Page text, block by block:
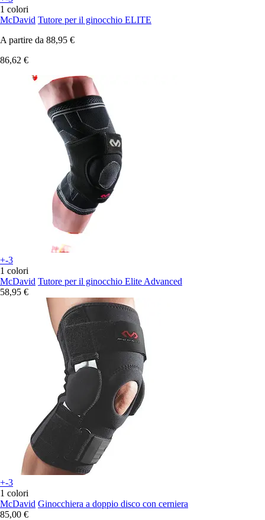
1 colori
McDavid Tutore per il ginocchio ELITE
A partire da 88,95 €
86,62 €
+-3
1 colori
McDavid Tutore per il ginocchio Elite Advanced
58,95 €
+-3
1 colori
McDavid Ginocchiera a doppio disco con cerniera
85,00 €